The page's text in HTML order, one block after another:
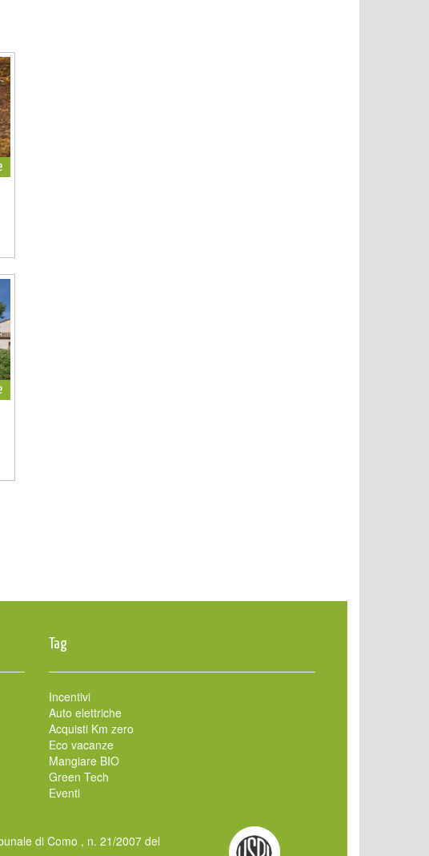
Tag
Incentivi
Auto elettriche
Acquisti Km zero
Eco vacanze
Mangiare BIO
Green Tech
Eventi
di Como , n. 21/2007 del